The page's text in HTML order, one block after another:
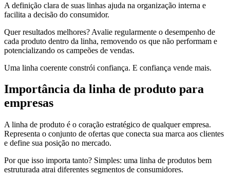
A definição clara de suas linhas ajuda na organização interna e
facilita a decisão do consumidor.
Quer resultados melhores? Avalie regularmente o desempenho de
cada produto dentro da linha, removendo os que não performam e
potencializando os campeões de vendas.
Uma linha coerente constrói confiança. E confiança vende mais.
Importância da linha de produto para
empresas
A linha de produto é o coração estratégico de qualquer empresa.
Representa o conjunto de ofertas que conecta sua marca aos clientes
e define sua posição no mercado.
Por que isso importa tanto? Simples: uma linha de produtos bem
estruturada atrai diferentes segmentos de consumidores.